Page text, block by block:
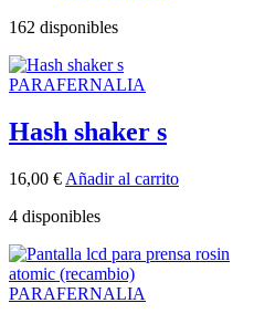
162 disponibles
PARAFERNALIA
Hash shaker s
16,00 € Añadir al carrito
4 disponibles
PARAFERNALIA